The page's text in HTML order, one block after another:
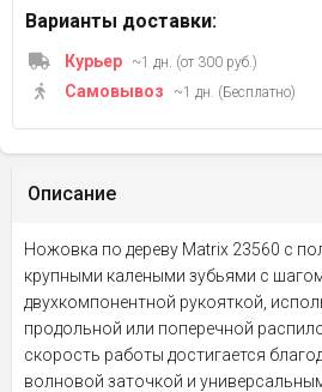
Варианты доставки:
Курьер ~1 дн. (от 300 руб.)
Самовывоз ~1 дн. (Бесплатно)
Описание
Ножовка по дереву Matrix 23560 с
крупными калеными зубьями с
двухкомпонентной рукояткой,
продольной или поперечной
скорость работы достигается
волновой заточкой и